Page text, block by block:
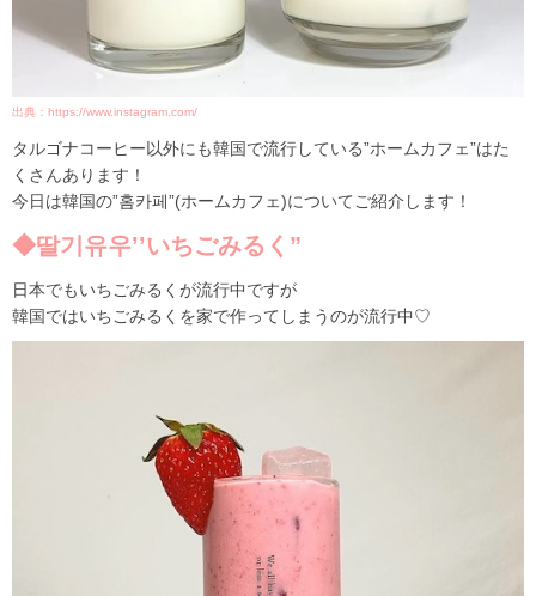
出典：https://www.instagram.com/
タルゴナコーヒー以外にも韓国で流行している”ホームカフェ”はた
くさんあります！
今日は韓国の”홈카페”(ホームカフェ)についてご紹介します！
◆딸기유우’’いちごみるく”
日本でもいちごみるくが流行中ですが
韓国ではいちごみるくを家で作ってしまうのが流行中♡